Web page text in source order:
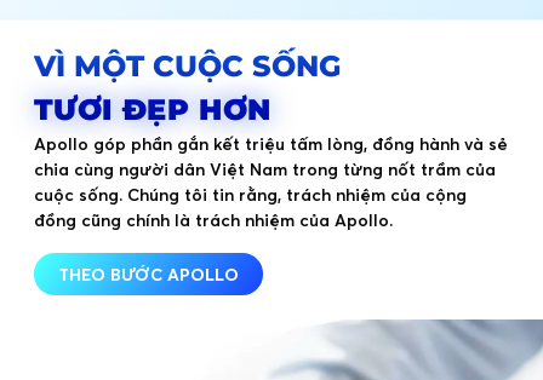
VÌ MỘT CUỘC SỐNG
TƯƠI ĐẸP HƠN
Apollo góp phần gắn kết triệu tấm lòng, đồng hành và sẻ
chia cùng người dân Việt Nam trong từng nốt trầm của
cuộc sống. Chúng tôi tin rằng, trách nhiệm của cộng
đồng cũng chính là trách nhiệm của Apollo.
THEO BƯỚC APOLLO